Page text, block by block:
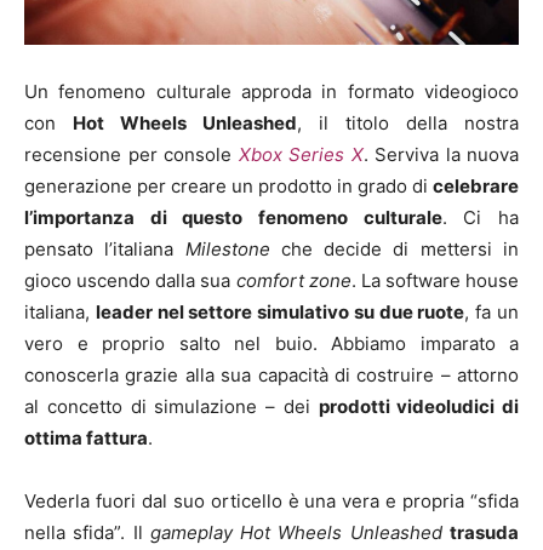
Un fenomeno culturale approda in formato videogioco
con Hot Wheels Unleashed, il titolo della nostra
recensione per console Xbox Series X. Serviva la nuova
generazione per creare un prodotto in grado di celebrare
l’importanza di questo fenomeno culturale. Ci ha
pensato l’italiana Milestone che decide di mettersi in
gioco uscendo dalla sua comfort zone. La software house
italiana, leader nel settore simulativo su due ruote, fa un
vero e proprio salto nel buio. Abbiamo imparato a
conoscerla grazie alla sua capacità di costruire – attorno
al concetto di simulazione – dei prodotti videoludici di
ottima fattura.
Vederla fuori dal suo orticello è una vera e propria “sfida
nella sfida”. Il gameplay Hot Wheels Unleashed trasuda